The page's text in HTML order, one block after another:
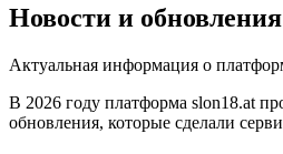
Новости и
Актуальная информация о
В 2026 году платформа slon18.at
обновления, которые сделали